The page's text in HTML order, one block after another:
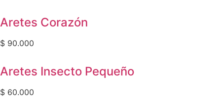
Aretes Corazón
$ 90.000
Aretes Insecto Pequeño
$ 60.000